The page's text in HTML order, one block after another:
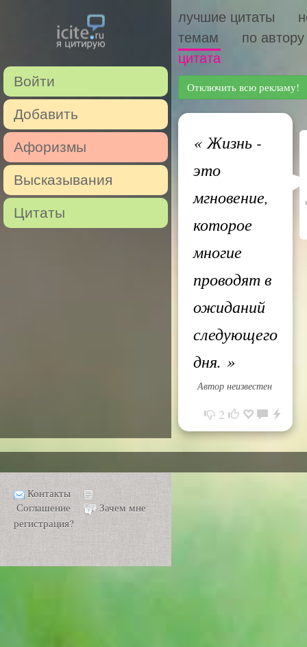
Войти
Добавить
Афоризмы
Высказывания
Цитаты
лучшие цитаты
темам
по автору
цитата
Отключить всю рекламу!
«Жизнь -
это
мгновение,
которое
многие
проводят в
ожиданий
следующего
дня. »
Автор неизвестен
2
Контакты
Соглашение
Зачем мне
регистрация?